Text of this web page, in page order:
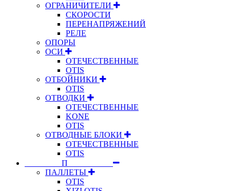
ОГРАНИЧИТЕЛИ
СКОРОСТИ
ПЕРЕНАПРЯЖЕНИЙ
РЕЛЕ
ОПОРЫ
ОСИ
ОТЕЧЕСТВЕННЫЕ
OTIS
ОТБОЙНИКИ
OTIS
ОТВОДКИ
ОТЕЧЕСТВЕННЫЕ
KONE
OTIS
ОТВОДНЫЕ БЛОКИ
ОТЕЧЕСТВЕННЫЕ
OTIS
⠀⠀⠀⠀⠀⠀П⠀⠀⠀⠀⠀⠀⠀
ПАЛЛЕТЫ
OTIS